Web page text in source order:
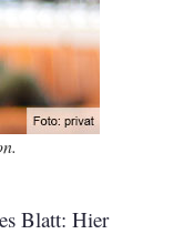
Blatt: Hier